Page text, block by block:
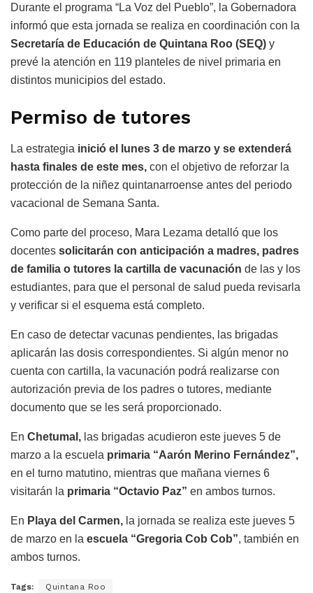
Durante el programa “La Voz del Pueblo”, la Gobernadora
informó que esta jornada se realiza en coordinación con la
Secretaría de Educación de Quintana Roo (SEQ) y
prevé la atención en 119 planteles de nivel primaria en
distintos municipios del estado.
Permiso de tutores
La estrategia inició el lunes 3 de marzo y se extenderá
hasta finales de este mes, con el objetivo de reforzar la
protección de la niñez quintanarroense antes del periodo
vacacional de Semana Santa.
Como parte del proceso, Mara Lezama detalló que los
docentes solicitarán con anticipación a madres, padres
de familia o tutores la cartilla de vacunación de las y los
estudiantes, para que el personal de salud pueda revisarla
y verificar si el esquema está completo.
En caso de detectar vacunas pendientes, las brigadas
aplicarán las dosis correspondientes. Si algún menor no
cuenta con cartilla, la vacunación podrá realizarse con
autorización previa de los padres o tutores, mediante
documento que se les será proporcionado.
En Chetumal, las brigadas acudieron este jueves 5 de
marzo a la escuela primaria “Aarón Merino Fernández”,
en el turno matutino, mientras que mañana viernes 6
visitarán la primaria “Octavio Paz” en ambos turnos.
En Playa del Carmen, la jornada se realiza este jueves 5
de marzo en la escuela “Gregoria Cob Cob”, también en
ambos turnos.
Tags: Quintana Roo